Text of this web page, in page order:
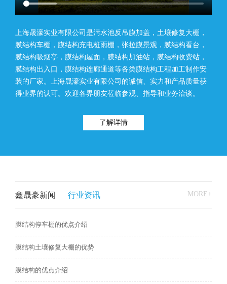
上海晟濠实业有限公司是污水池反吊膜加盖，土壤修复大棚，
膜结构车棚，膜结构充电桩雨棚，张拉膜景观，膜结构看台，
膜结构吸烟亭，膜结构屋面，膜结构加油站，膜结构收费站，
膜结构出入口，膜结构连廊通道等各类膜结构工程加工制作安
装的厂家。上海晟濠实业有限公司的诚信、实力和产品质量获
得业界的认可。欢迎各界朋友莅临参观、指导和业务洽谈。
了解详情
鑫晟豪新闻 行业资讯 MORE+
膜结构停车棚的优点介绍
膜结构土壤修复大棚的优势
膜结构的优点介绍